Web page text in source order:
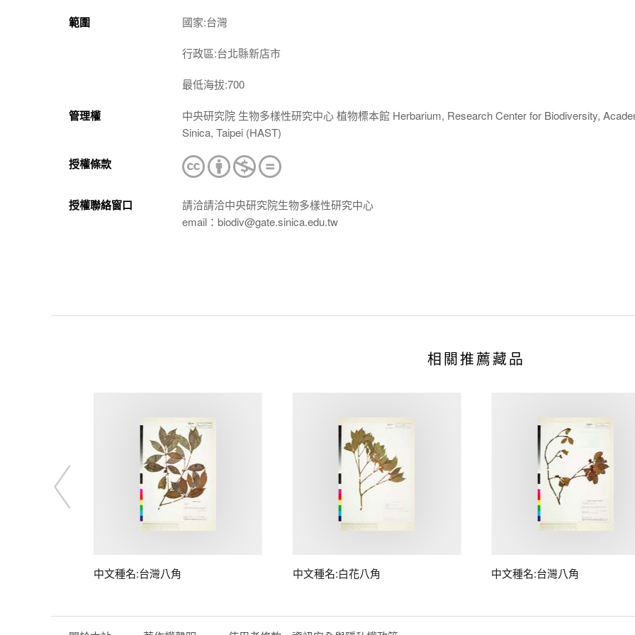
範圍 國家:台灣
行政區:台北縣新店市
最低海拔:700
管理權
中央研究院 生物多樣性研究中心 植物標本館 Herbarium, Research Center for Biodiversity,
Sinica, Taipei (HAST)
授權條款
授權聯絡窗口
請洽請洽中央研究院生物多樣性研究中心
email：biodiv@gate.sinica.edu.tw
相關推薦藏品
中文種名:台灣八角 中文種名:白花八角 中文種名:台灣八角